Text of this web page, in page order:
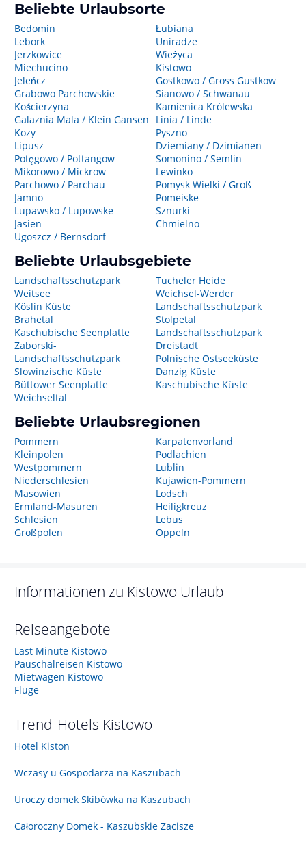
Beliebte Urlaubsorte
Bedomin
Lebork
Jerzkowice
Miechucino
Jeleńcz
Grabowo Parchowskie
Kościerzyna
Galaznia Mala / Klein Gansen
Kozy
Lipusz
Potęgowo / Pottangow
Mikorowo / Mickrow
Parchowo / Parchau
Jamno
Lupawsko / Lupowske
Jasien
Ugoszcz / Bernsdorf
Łubiana
Uniradze
Wieżyca
Kistowo
Gostkowo / Gross Gustkow
Sianowo / Schwanau
Kamienica Królewska
Linia / Linde
Pyszno
Dziemiany / Dzimianen
Somonino / Semlin
Lewinko
Pomysk Wielki / Groß
Pomeiske
Sznurki
Chmielno
Beliebte Urlaubsgebiete
Landschaftsschutzpark
Weitsee
Köslin Küste
Brahetal
Kaschubische Seenplatte
Zaborski-
Landschaftsschutzpark
Slowinzische Küste
Büttower Seenplatte
Weichseltal
Tucheler Heide
Weichsel-Werder
Landschaftsschutzpark
Stolpetal
Landschaftsschutzpark
Dreistadt
Polnische Ostseeküste
Danzig Küste
Kaschubische Küste
Beliebte Urlaubsregionen
Pommern
Kleinpolen
Westpommern
Niederschlesien
Masowien
Ermland-Masuren
Schlesien
Großpolen
Karpatenvorland
Podlachien
Lublin
Kujawien-Pommern
Lodsch
Heiligkreuz
Lebus
Oppeln
Informationen zu Kistowo Urlaub
Reiseangebote
Last Minute Kistowo
Pauschalreisen Kistowo
Mietwagen Kistowo
Flüge
Trend-Hotels Kistowo
Hotel Kiston
Wczasy u Gospodarza na Kaszubach
Uroczy domek Skibówka na Kaszubach
Całoroczny Domek - Kaszubskie Zacisze